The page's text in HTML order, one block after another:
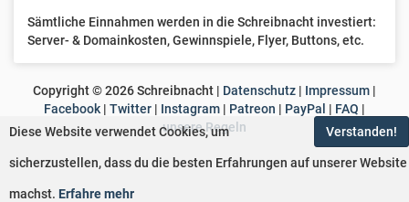
Schreibsuchti
Greifenfeder
LukeDaSilva
Sämtliche Einnahmen werden in die Schreibnacht investiert:
Server- & Domainkosten, Gewinnspiele, Flyer, Buttons, etc.
Copyright ©2026Schreibnacht | Datenschutz | Impressum |
Facebook | Twitter | Instagram | Patreon | PayPal | FAQ |
unsere Regeln
Verstanden!
Diese Website verwendet Cookies, um
sicherzustellen, dass du die besten Erfahrungen auf unserer Website
machst. Erfahre mehr